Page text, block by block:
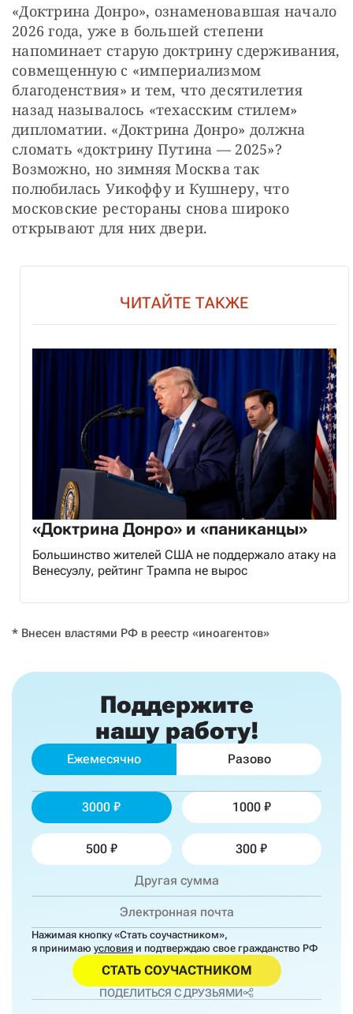
«Доктрина Донро», ознаменовавшая начало
2026 года, уже в большей степени
напоминает старую доктрину сдерживания,
совмещенную с «империализмом
благоденствия» и тем, что десятилетия
назад называлось «техасским стилем»
дипломатии. «Доктрина Донро» должна
сломать «доктрину Путина — 2025»?
Возможно, но зимняя Москва так
полюбилась Уикоффу и Кушнеру, что
московские рестораны снова широко
открывают для них двери.
ЧИТАЙТЕ ТАКЖЕ
«Доктрина Донро» и «паниканцы»
Большинство жителей США не поддержало атаку на
Венесуэлу, рейтинг Трампа не вырос
* Внесен властями РФ в реестр «иноагентов»
Поддержите
нашу работу!
Ежемесячно Разово
3000 1000
500 300
Нажимая кнопку «Стать соучастником»,
я принимаю условия и подтверждаю свое гражданство РФ
СТАТЬ СОУЧАСТНИКОМ
ПОДЕЛИТЬСЯ С ДРУЗЬЯМИ